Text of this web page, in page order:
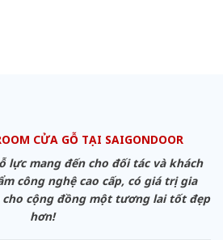
CỬA GỖ TẠI SAIGONDOOR
lực mang đến cho đối tác và khách
công nghệ cao cấp, có giá trị gia
cộng đồng một tương lai tốt đẹp
hơn!